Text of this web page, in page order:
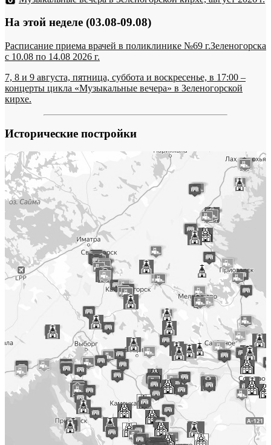
На этой неделе (03.08-09.08)
Расписание приема врачей в поликлинике №69 г.Зеленогорска
c 10.08 по 14.08 2026 г.
7, 8 и 9 августа, пятница, суббота и воскресенье, в 17:00 –
концерты цикла «Музыкальные вечера» в Зеленогорской
кирхе.
Исторические постройки